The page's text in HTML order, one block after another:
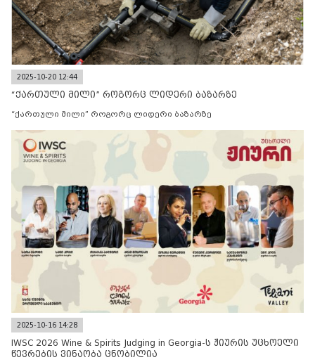
2025-10-20 12:44
“ქართული მილი” როგორც ლიდერი ბაზარზე
“ქართული მილი” როგორც ლიდერი ბაზარზე
2025-10-16 14:28
IWSC 2026 Wine & Spirits Judging in Georgia-ს ჟიურის უცხოელი
წევრების ვინაობა ცნობილია